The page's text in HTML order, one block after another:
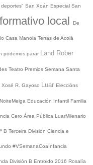
San Xoán Especial San
local De
Casa Manola Terras de Acolá
podemos parar Land Rober
Teatro Premios Semana Santa
Xosé R. Gayoso Luar Eleccións
Educación Infantil Familia
Cero Área Pública LuarMilenario
B Terceira División Ciencia e
#VSemanaCoaInfancia
División B Entroido 2016 Rosalía